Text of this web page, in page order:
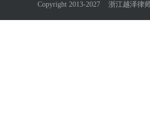
Copyright 2013-2027 浙江越泽